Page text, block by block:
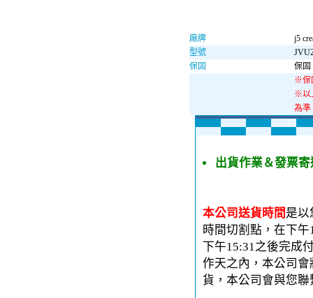
廠牌
j5
型號
保固
保固
※保
※以
為準
出貨作業＆發票寄
本公司送貨時間 是以
時間切割點，在下
下午15:31之後完成
作天之內，本公司
貨，本公司會與您